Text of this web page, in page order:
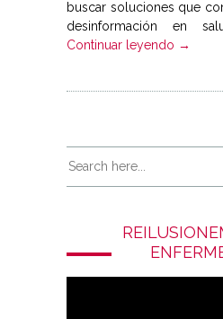
buscar soluciones que
desinformación en
Continuar leyendo →